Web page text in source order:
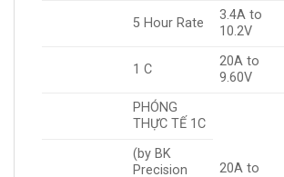
5 Hour Rate
3.4A to
10.2V
1 C
20A to
9.60V
PHÓNG
THỰC TẾ 1C
20A to
(by BK
Precision